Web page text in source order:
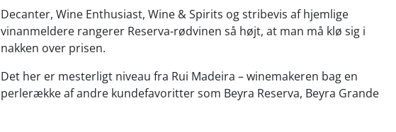
Decanter, Wine Enthusiast, Wine & Spirits og stribevis af hjemlige
vinanmeldere rangerer Reserva-rødvinen så højt, at man må klø sig i
nakken over prisen.
Det her er mesterligt niveau fra Rui Madeira – winemakeren bag en
perlerække af andre kundefavoritter som Beyra Reserva, Beyra Grande